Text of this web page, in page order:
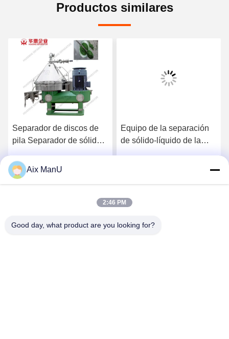
Productos similares
Separador de discos de
pila Separador de sólidos
Equipo de la separación
de sólido-líquido de la
Aix ManU
2:46 PM
Good day, what product are you looking for?